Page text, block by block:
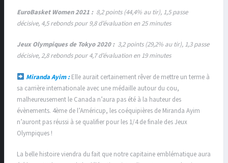
EuroBasket Women 2021 :8,2 points (44,4% au tir), 1,5 passe
décisive, 4,5 rebonds pour 9,8 d’évaluation en 25 minutes
Jeux Olympiques de Tokyo 2020 :3,2 points (29,2% au tir), 1,3 passe
décisive, 2,8 rebonds pour 4,7 d’évaluation en 19 minutes
Miranda Ayim :Elle aurait certainement rêver de mettre un terme à
sa carrière internationale avec une médaille autour du cou,
malheureusement le Canada n’aura pas été à la hauteur des
évènements. 4ème de l’Américup, les coéquipières de Miranda Ayim
n’auront pas réussi à se qualifier pour les 1/4 de finale des Jeux
Olympiques !
La belle histoire viendra du fait que notre capitaine emblématique aura